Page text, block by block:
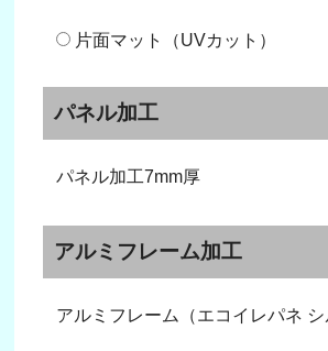
片面マット（UVカット）
パネル加工
パネル加工7mm厚
アルミフレーム加工
アルミフレーム（エコイレパネ シ